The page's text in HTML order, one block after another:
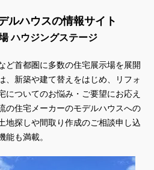
ルハウスの情報サイト
ハウジングステージ
ど首都圏に多数の住宅展示場を展開
、新築や建て替えをはじめ、リフォ
についてのお悩み・ご要望にお応え
の住宅メーカーのモデルハウスへの
地探しや間取り作成のご相談申し込
能も満載。